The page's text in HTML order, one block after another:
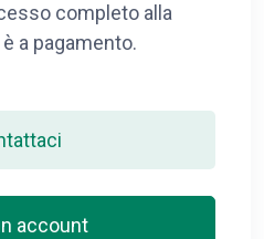
completo alla
a pagamento.
account